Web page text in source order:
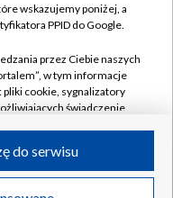
w likwidacji
wskazujemy poniżej, a
PPID do Google.
przez Ciebie naszych
w tym informacje
pliki cookie, sygnalizatory
świadczenie
przez Ciebie
do serwisu